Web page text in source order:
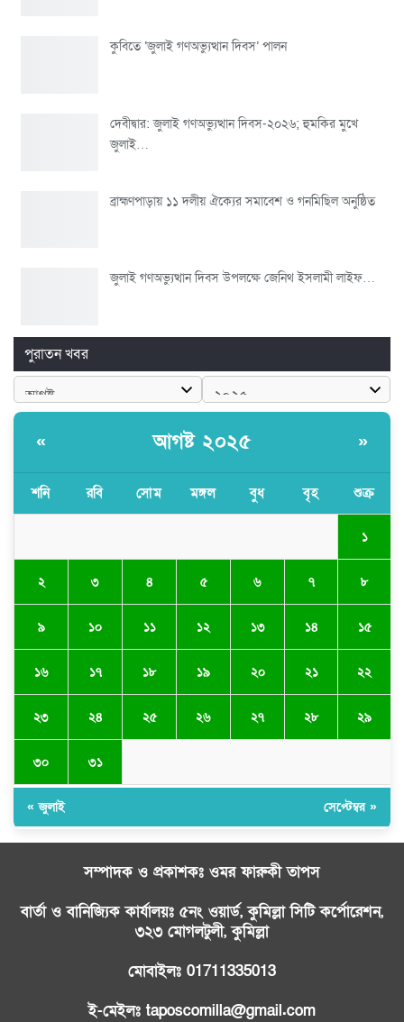
কুবিতে ‘জুলাই গণঅভ্যুত্থান দিবস’ পালন
দেবীদ্বার: জুলাই গণঅভ্যুত্থান দিবস-২০২৬; হুমকির মুখে
জুলাই…
ব্রাহ্মণপাড়ায় ১১ দলীয় ঐক্যের সমাবেশ ও গনমিছিল অনুষ্ঠিত
জুলাই গণঅভ্যুত্থান দিবস উপলক্ষে জেনিথ ইসলামী লাইফ…
পুরাতন খবর
« আগষ্ট ২০২৫ »
শনি রবি সোম মঙ্গল বুধ বৃহ শুক্র
১
২ ৩ ৪ ৫ ৬ ৭ ৮
৯ ১০ ১১ ১২ ১৩ ১৪ ১৫
১৬ ১৭ ১৮ ১৯ ২০ ২১ ২২
২৩ ২৪ ২৫ ২৬ ২৭ ২৮ ২৯
৩০ ৩১
« জুলাই সেপ্টেম্বর »
সম্পাদক ও প্রকাশকঃ ওমর ফারুকী তাপস
বার্তা ও বানিজ্যিক কার্যালয়ঃ ৫নং ওয়ার্ড, কুমিল্লা সিটি কর্পোরেশন,
৩২৩ মোগলটুলী, কুমিল্লা
মোবাইলঃ 01711335013
ই-মেইলঃ taposcomilla@gmail.com